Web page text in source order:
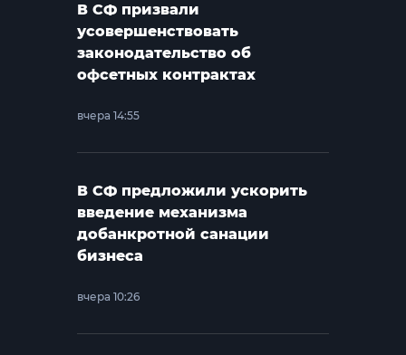
В СФ призвали
усовершенствовать
законодательство об
офсетных контрактах
вчера 14:55
В СФ предложили ускорить
введение механизма
добанкротной санации
бизнеса
вчера 10:26